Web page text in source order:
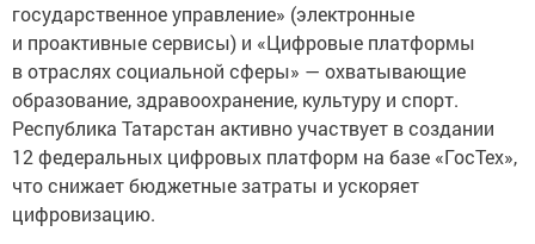
государственное управление» (электронные
и проактивные сервисы) и «Цифровые платформы
в отраслях социальной сферы» — охватывающие
образование, здравоохранение, культуру и спорт.
Республика Татарстан активно участвует в создании
12 федеральных цифровых платформ на базе «ГосТех»,
что снижает бюджетные затраты и ускоряет
цифровизацию.